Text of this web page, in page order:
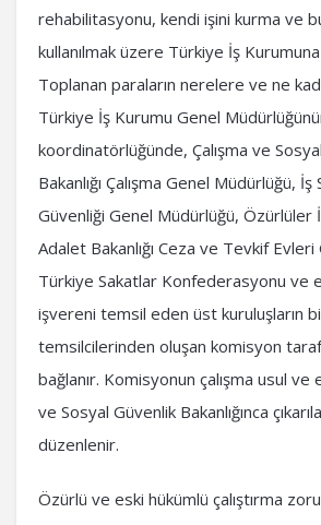
rehabilitasyonu, kendi işini kurma ve
kullanılmak üzere Türkiye İş Kurumuna
Toplanan paraların nerelere ve ne
Türkiye İş Kurumu Genel
koordinatörlüğünde, Çalışma ve
Bakanlığı Çalışma Genel Müdürlüğü, İş
Güvenliği Genel Müdürlüğü, Özürlüler
Adalet Bakanlığı Ceza ve Tevkif
Türkiye Sakatlar Konfederasyonu ve
işvereni temsil eden üst kuruluşların
temsilcilerinden oluşan komisyon
bağlanır. Komisyonun çalışma usul ve
ve Sosyal Güvenlik Bakanlığınca
düzenlenir.
Özürlü ve eski hükümlü çalıştırma